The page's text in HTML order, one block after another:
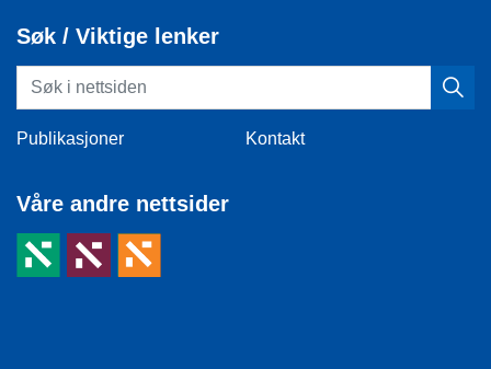
Søk / Viktige lenker
Publikasjoner Kontakt
Våre andre nettsider